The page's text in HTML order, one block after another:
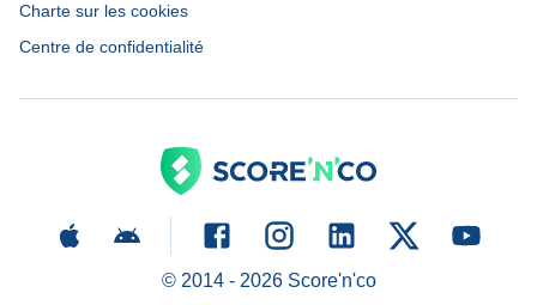
Charte sur les cookies
Centre de confidentialité
© 2014 - 2026Score'n'co